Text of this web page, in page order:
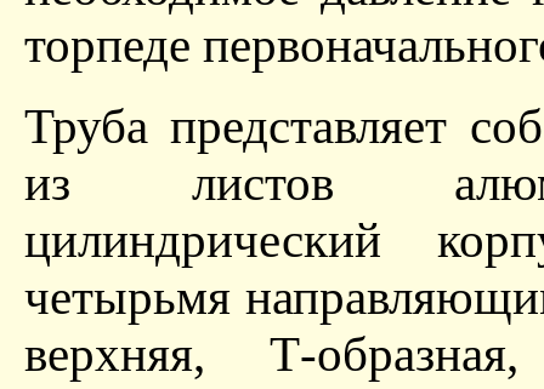
торпеде
Труба представляет
из листов
цилиндрический
четырьмя
верхняя, Т-